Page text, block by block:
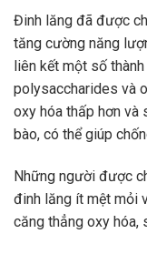
Đinh lăng đã được
tăng cường năng
liên kết một số
polysaccharides và
oxy hóa thấp hơn và
bào, có thể giúp
Những người được
đinh lăng ít mệt mỏi
căng thẳng oxy hóa,